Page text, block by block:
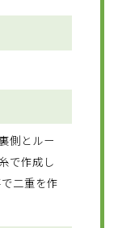
側とルー
で作成し
二重を作